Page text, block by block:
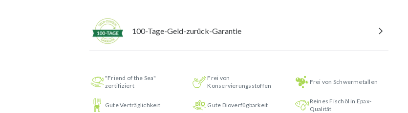
100-Tage-Geld-zurück-Garantie
"Friend of the Sea"
zertifiziert
Frei von
Konservierungsstoffen
Frei von Schwermetallen
Gute Verträglichkeit Gute Bioverfügbarkeit
Reines Fischöl in Epax-
Qualität